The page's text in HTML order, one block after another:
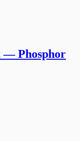
— Phosphor